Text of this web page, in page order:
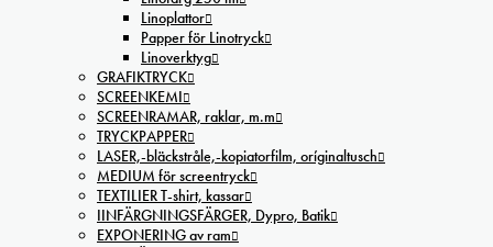
Linoplattor
Papper för Linotryck
Linoverktyg
GRAFIKTRYCK
SCREENKEMI
SCREENRAMAR, raklar, m.m
TRYCKPAPPER
LASER,-bläckstråle,-kopiatorfilm, oríginaltusch
MEDIUM för screentryck
TEXTILIER T-shirt, kassar
IINFÄRGNINGSFÄRGER, Dypro, Batik
EXPONERING av ram